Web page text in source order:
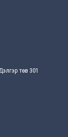
бэлтгэл,
төв 301